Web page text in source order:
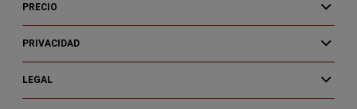
PRECIO
PRIVACIDAD
LEGAL